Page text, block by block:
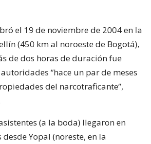
el 19 de noviembre de 2004 en la
(450 km al noroeste de Bogotá),
de dos horas de duración fue
“hace un par de meses
del narcotraficante”,
(a la boda) llegaron en
Yopal (noreste, en la